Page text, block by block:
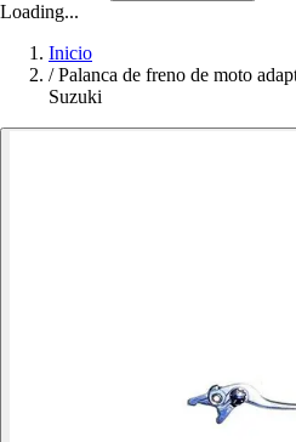
Loading...
Inicio
/ Palanca de freno de moto
Suzuki